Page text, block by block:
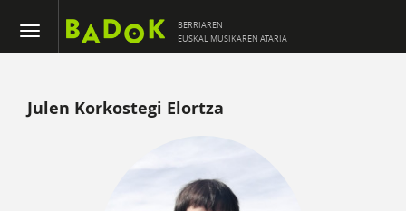
BERRIAREN
EUSKAL MUSIKAREN ATARIA
Julen Korkostegi Elortza